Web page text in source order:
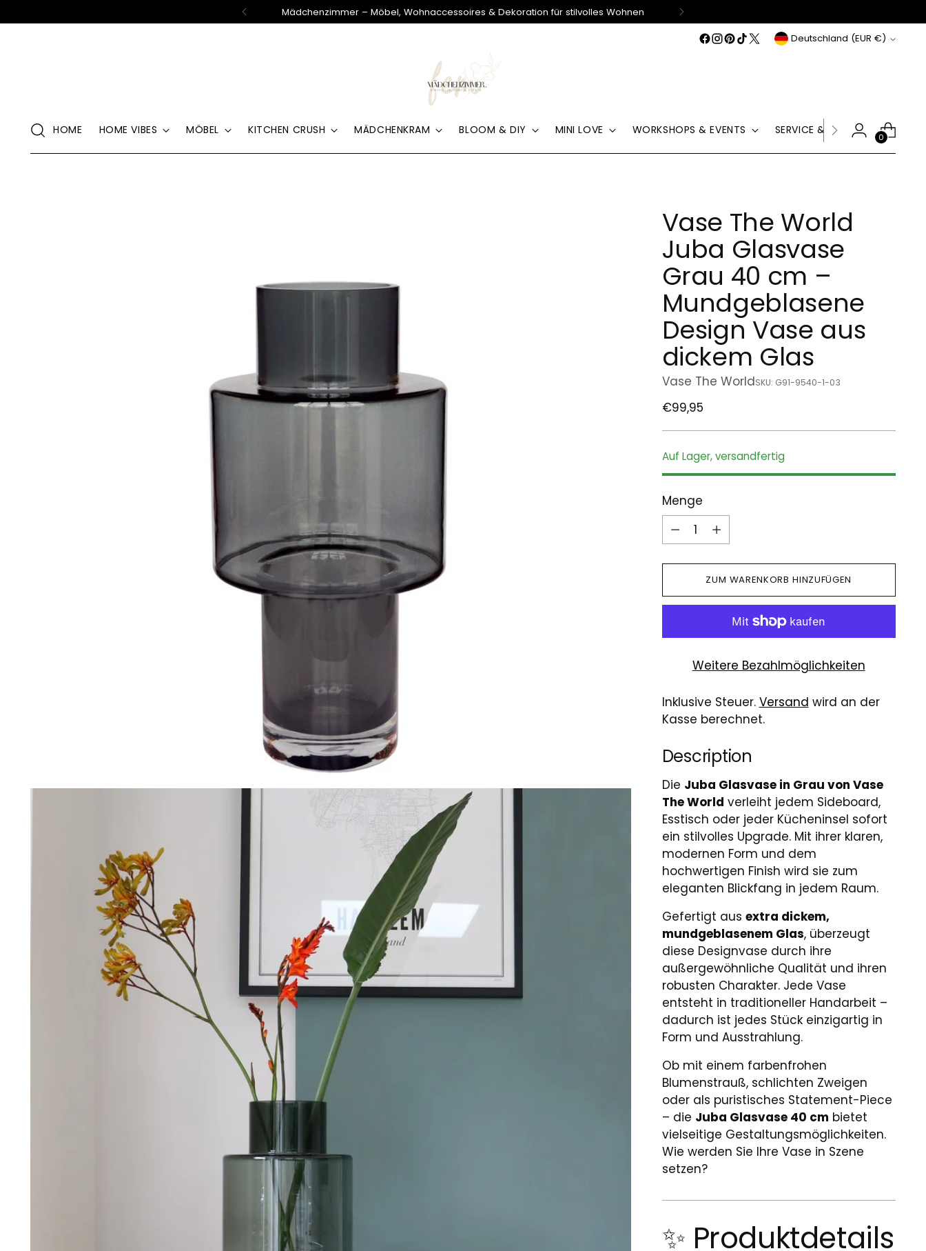
Mädchenzimmer – Möbel, Wohnaccessoires & Dekoration für stilvolles Wohnen
Währung Deutschland (EUR €)
HOME HOME VIBES MÖBEL KITCHEN CRUSH MÄDCHENKRAM BLOOM & DIY MINI LOVE WORKSHOPS & EVENTS SERVICE & HILFE
0
Vase The World
Juba Glasvase
Grau 40 cm –
Mundgeblasene
Design Vase aus
dickem Glas
Vase The WorldSKU: G91-9540-1-03
Regulärer
€99,95
Auf Lager, versandfertig
Menge
Menge
ZUM WARENKORB HINZUFÜGEN
Weitere Bezahlmöglichkeiten
Inklusive Steuer. Versand wird an der
Kasse berechnet.
Description
Die Juba Glasvase in Grau von Vase
The World verleiht jedem Sideboard,
Esstisch oder jeder Kücheninsel sofort
ein stilvolles Upgrade. Mit ihrer klaren,
modernen Form und dem
hochwertigen Finish wird sie zum
eleganten Blickfang in jedem Raum.
Gefertigt aus extra dickem,
mundgeblasenem Glas, überzeugt
diese Designvase durch ihre
außergewöhnliche Qualität und ihren
robusten Charakter. Jede Vase
entsteht in traditioneller Handarbeit –
dadurch ist jedes Stück einzigartig in
Form und Ausstrahlung.
Ob mit einem farbenfrohen
Blumenstrauß, schlichten Zweigen
oder als puristisches Statement-Piece
– die Juba Glasvase 40 cm bietet
vielseitige Gestaltungsmöglichkeiten.
Wie werden Sie Ihre Vase in Szene
setzen?
✨ Produktdetails